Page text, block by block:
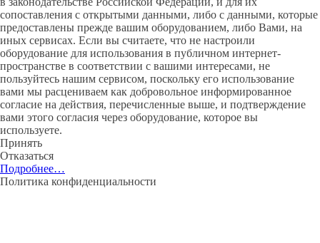
сопоставления с открытыми данными, либо с данными, которые
предоставлены прежде вашим оборудованием, либо Вами, на
иных сервисах. Если вы считаете, что не настроили
оборудование для использования в публичном интернет-
пространстве в соответствии с вашими интересами, не
пользуйтесь нашим сервисом, поскольку его использование
вами мы расцениваем как добровольное информированное
согласие на действия, перечисленные выше, и подтверждение
вами этого согласия через оборудование, которое вы
используете.
Принять
Отказаться
Подробнее…
Политика конфиденциальности